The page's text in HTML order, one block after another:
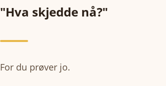
"Hva skjedde nå?"
For du prøver jo.